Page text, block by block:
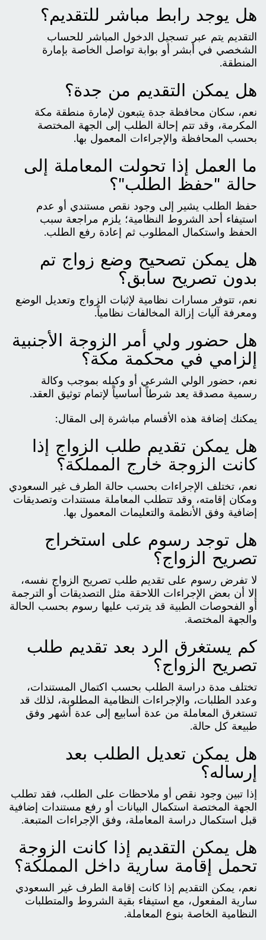
هل يوجد رابط مباشر للتقديم؟
التقديم يتم عبر تسجيل الدخول المباشر للحساب
الشخصي في أبشر أو بوابة تواصل الخاصة بإمارة
المنطقة.
هل يمكن التقديم من جدة؟
نعم، سكان محافظة جدة يتبعون لإمارة منطقة مكة
المكرمة، وقد تتم إحالة الطلب إلى الجهة المختصة
بحسب المحافظة والإجراءات المعمول بها.
ما العمل إذا تحولت المعاملة إلى
حالة "حفظ الطلب"؟
حفظ الطلب يشير إلى وجود نقص مستندي أو عدم
استيفاء أحد الشروط النظامية؛ يلزم مراجعة سبب
الحفظ واستكمال المطلوب ثم إعادة رفع الطلب.
هل يمكن تصحيح وضع زواج تم
بدون تصريح سابق؟
نعم، تتوفر مسارات نظامية لإثبات الزواج وتعديل الوضع
ومعرفة آليات إزالة المخالفات نظامياً.
هل حضور ولي أمر الزوجة الأجنبية
إلزامي في محكمة مكة؟
نعم، حضور الولي الشرعي أو وكيله بموجب وكالة
رسمية مصدقة يعد شرطاً أساسياً لإتمام توثيق العقد.
يمكنك إضافة هذه الأقسام مباشرة إلى المقال:
هل يمكن تقديم طلب الزواج إذا
كانت الزوجة خارج المملكة؟
نعم، تختلف الإجراءات بحسب حالة الطرف غير السعودي
ومكان إقامته، وقد تتطلب المعاملة مستندات وتصديقات
إضافية وفق الأنظمة والتعليمات المعمول بها.
هل توجد رسوم على استخراج
تصريح الزواج؟
لا تفرض رسوم على تقديم طلب تصريح الزواج نفسه،
إلا أن بعض الإجراءات اللاحقة مثل التصديقات أو الترجمة
أو الفحوصات الطبية قد يترتب عليها رسوم بحسب الحالة
والجهة المختصة.
كم يستغرق الرد بعد تقديم طلب
تصريح الزواج؟
تختلف مدة دراسة الطلب بحسب اكتمال المستندات،
وعدد الطلبات، والإجراءات النظامية المطلوبة، لذلك قد
تستغرق المعاملة من عدة أسابيع إلى عدة أشهر وفق
طبيعة كل حالة.
هل يمكن تعديل الطلب بعد
إرساله؟
إذا تبين وجود نقص أو ملاحظات على الطلب، فقد تطلب
الجهة المختصة استكمال البيانات أو رفع مستندات إضافية
قبل استكمال دراسة المعاملة، وفق الإجراءات المتبعة.
هل يمكن التقديم إذا كانت الزوجة
تحمل إقامة سارية داخل المملكة؟
نعم، يمكن التقديم إذا كانت إقامة الطرف غير السعودي
سارية المفعول، مع استيفاء بقية الشروط والمتطلبات
النظامية الخاصة بنوع المعاملة.